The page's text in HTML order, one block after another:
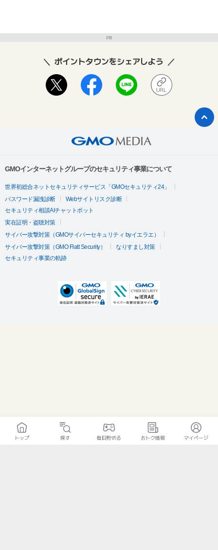
PR
ポイントタウンをシェアしよう
GMOインターネットグループのセキュリティ事業について
世界初総合ネットセキュリティサービス「GMOセキュリティ24」
パスワード漏洩診断
Webサイトリスク診断
セキュリティ相談AIチャットボット
実在証明・盗聴対策
サイバー攻撃対策（GMOサイバーセキュリティ byイエラエ）
サイバー攻撃対策（GMO Flatt Security）
なりすまし対策
セキュリティ事業の軌跡
トップ 探す 毎日貯める おトク情報 マイページ